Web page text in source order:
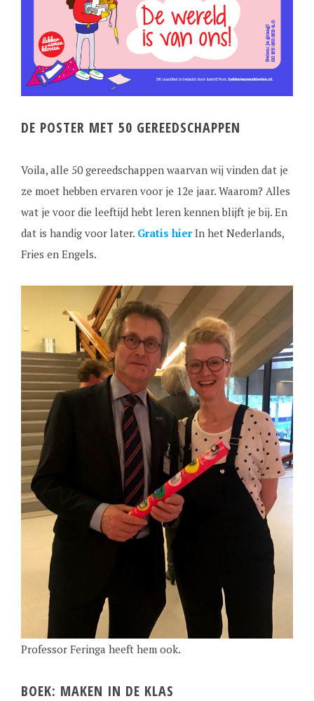
DE POSTER MET 50 GEREEDSCHAPPEN
Voila, alle 50 gereedschappen waarvan wij vinden dat je
ze moet hebben ervaren voor je 12e jaar. Waarom? Alles
wat je voor die leeftijd hebt leren kennen blijft je bij. En
dat is handig voor later. Gratis hierIn het Nederlands,
Fries en Engels.
Professor Feringa heeft hem ook.
BOEK: MAKEN IN DE KLAS